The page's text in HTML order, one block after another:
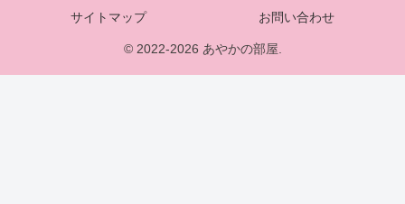
サイトマップ
お問い合わせ
© 2022-2026 あやかの部屋.